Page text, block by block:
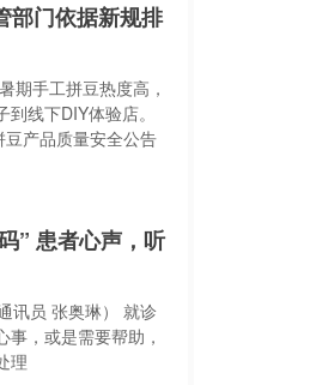
部门依据新规排
期手工拼豆热度高，
线下DIY体验店。
产品质量安全公告
” 患者心声，听
讯员 张奥琳） 就诊
，或是需要帮助，
理